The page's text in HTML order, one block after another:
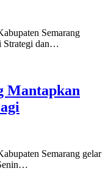
Semarang
Strategi dan…
Mantapkan
Semarang gelar